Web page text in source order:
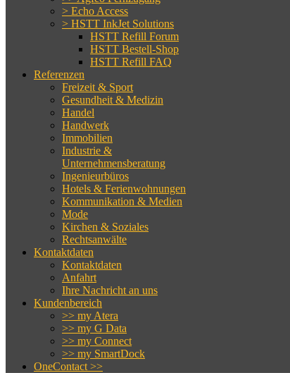
> Echo Access
> HSTT InkJet Solutions
HSTT Refill Forum
HSTT Bestell-Shop
HSTT Refill FAQ
Referenzen
Freizeit & Sport
Gesundheit & Medizin
Handel
Handwerk
Immobilien
Industrie &
Unternehmensberatung
Ingenieurbüros
Hotels & Ferienwohnungen
Kommunikation & Medien
Mode
Kirchen & Soziales
Rechtsanwälte
Kontaktdaten
Kontaktdaten
Anfahrt
Ihre Nachricht an uns
Kundenbereich
>> my Atera
>> my G Data
>> my Connect
>> my SmartDock
OneContact >>